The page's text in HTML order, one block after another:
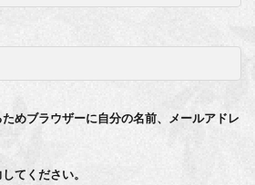
めブラウザーに自分の名前、メールアドレ
てください。